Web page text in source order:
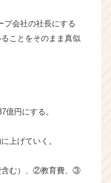
プ会社の社長にする
ことをそのまま真似
億円にする。
上げていく。
含む）、②教育費、③